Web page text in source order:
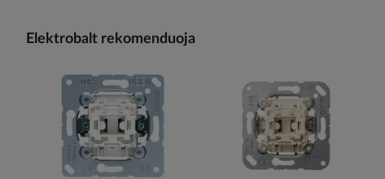
Elektrobalt rekomenduoja